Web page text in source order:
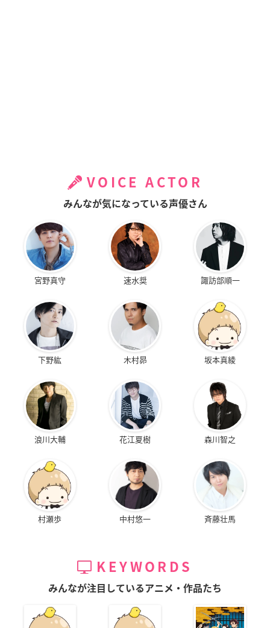
VOICE ACTOR
みんなが気になっている声優さん
宮野真守 速水奨 諏訪部順一
下野紘 木村昴 坂本真綾
浪川大輔 花江夏樹 森川智之
村瀬歩 中村悠一 斉藤壮馬
KEYWORDS
みんなが注目しているアニメ・作品たち